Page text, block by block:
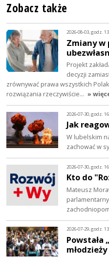
Zobacz także
2026-08-03, godz.
Zmiany w
Projekt
decyzji
zrównywać prawa wszystkich
rozwiązania rzeczywiście… »
2026-07-30, godz.
Jak
W lubelskim
zachować w
2026-07-30, godz.
Kto do
Mateusz
2026-07-29, godz.
Powstała